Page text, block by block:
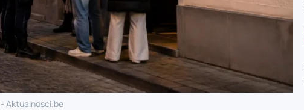
Aktualnosci.be